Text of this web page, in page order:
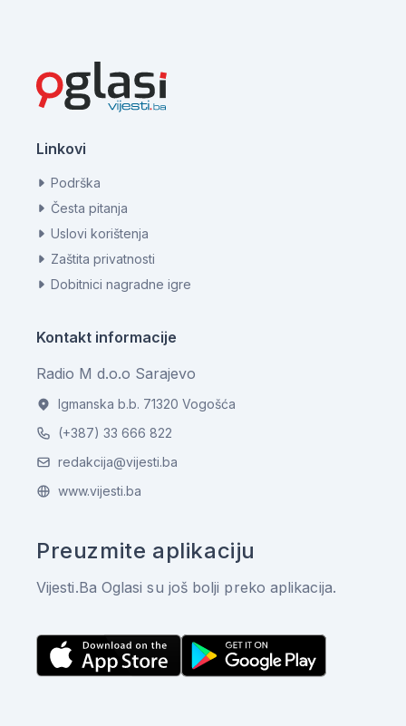
Linkovi
Podrška
Česta pitanja
Uslovi korištenja
Zaštita privatnosti
Dobitnici nagradne igre
Kontakt informacije
Radio M d.o.o Sarajevo
Igmanska b.b. 71320 Vogošća
(+387) 33 666 822
redakcija@vijesti.ba
www.vijesti.ba
Preuzmite aplikaciju
Vijesti.Ba Oglasi su još bolji preko aplikacija.